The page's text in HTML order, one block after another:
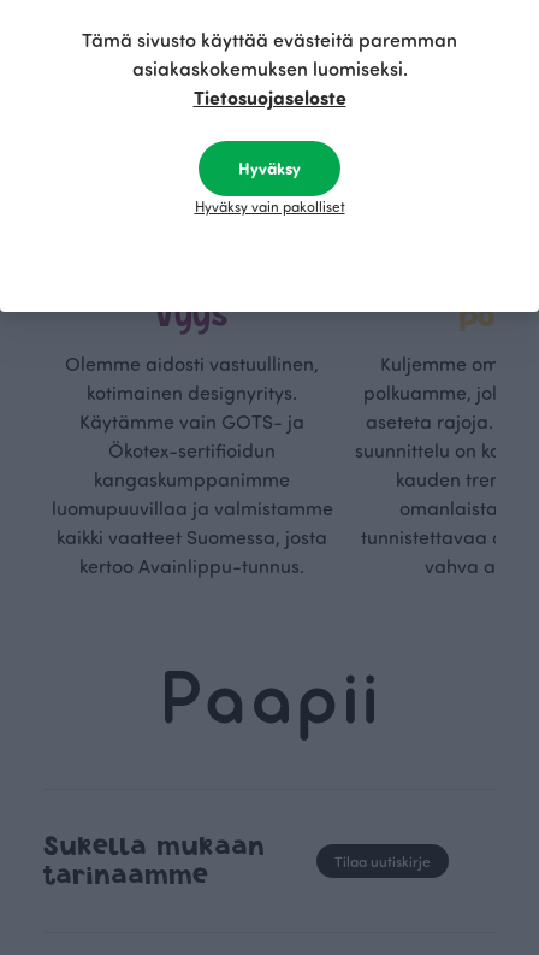
vyys
Olemme aidosti vastuullinen,
kotimainen designyritys.
Käytämme vain GOTS- ja
Ökotex-sertifioidun
kangaskumppanimme
luomupuuvillaa ja valmistamme
kaikki vaatteet Suomessa, josta
kertoo Avainlippu-tunnus.
Kuljemme omaa,
polkuamme, jolla
aseteta rajoja.
suunnittelu on
kauden
omanlaista,
tunnistettavaa
vahva
Sukella mukaan
tarinaamme
Tilaa uutiskirje
Tämä sivusto käyttää evästeitä paremman
asiakaskokemuksen luomiseksi.
Tietosuojaseloste
Hyväksy
Hyväksy vain pakolliset